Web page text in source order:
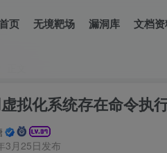
页 无境靶场 漏洞库 文档
拟化系统存在命令执
3月25日发布